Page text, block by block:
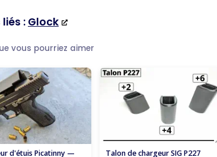
: Glock
vous pourriez aimer
d'étuis Picatinny —
Talon de chargeur SIG P227